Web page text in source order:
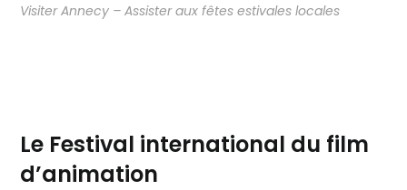
Visiter Annecy – Assister aux fêtes estivales locales
Le Festival international du film
d’animation